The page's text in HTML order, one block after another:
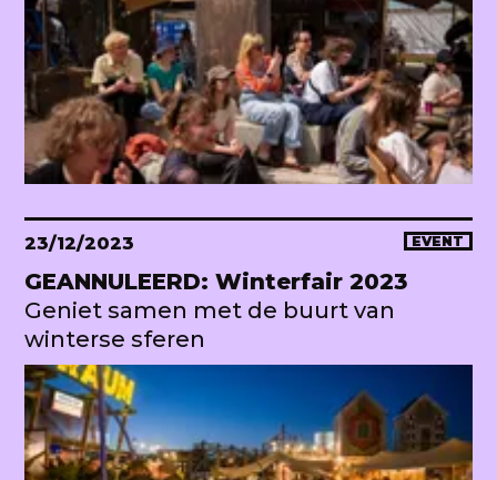
23/12/2023 EVENT
GEANNULEERD: Winterfair 2023
Geniet samen met de buurt van
winterse sferen